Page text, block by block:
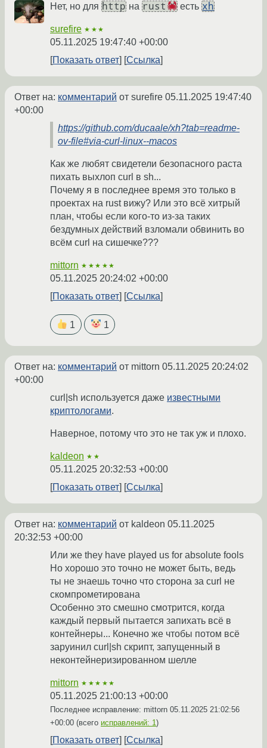
Нет, но для http на rust естьxh
surefire ★★★
05.11.2025 19:47:40 +00:00
Показать ответ
Ссылка
Ответ на: комментарий от surefire 05.11.2025 19:47:40
+00:00
https://github.com/ducaale/xh?tab=readme-
ov-file#via-curl-linux--macos
Как же любят свидетели безопасного раста
пихать выхлоп curl в sh...
Почему я в последнее время это только в
проектах на rust вижу? Или это всё хитрый
план, чтобы если кого-то из-за таких
бездумных действий взломали обвинить во
всём curl на сишечке???
mittorn ★★★★★
05.11.2025 20:24:02 +00:00
Показать ответ
Ссылка
1 1
Ответ на: комментарий от mittorn 05.11.2025 20:24:02
+00:00
curl|sh используется даже известными
криптологами.
Наверное, потому что это не так уж и плохо.
kaldeon ★★
05.11.2025 20:32:53 +00:00
Показать ответ
Ссылка
Ответ на: комментарий от kaldeon 05.11.2025
20:32:53 +00:00
Или же they have played us for absolute fools
Но хорошо это точно не может быть, ведь
ты не знаешь точно что сторона за curl не
скомпрометирована
Особенно это смешно смотрится, когда
каждый первый пытается запихать всё в
контейнеры... Конечно же чтобы потом всё
заруинил curl|sh скрипт, запущенный в
неконтейнеризированном шелле
mittorn ★★★★★
05.11.2025 21:00:13 +00:00
Последнее исправление: mittorn 05.11.2025 21:02:56
+00:00 (всего исправлений: 1 )
Показать ответ Ссылка